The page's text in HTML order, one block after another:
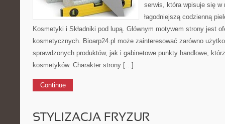
serwis, która wpisuje się w
łagodniejszą codzienną
Kosmetyki i Składniki pod lupą. Głównym motywem strony jest
kosmetycznych. Bioarp24.pl może zainteresować zarówno
sprawdzonych produktów, jak i gabinetowe punkty handlowe,
kosmetyków. Charakter strony […]
Continue
STYLIZACJA FRYZUR